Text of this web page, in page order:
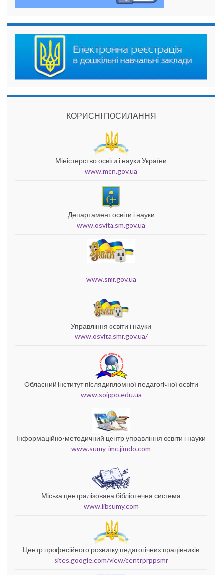
КОРИСНІ ПОСИЛАННЯ
Міністерство освіти і науки України
www.mon.gov.ua
Департамент освіти і науки
www.osvita.sm.gov.ua
www.smr.gov.ua
Управління освіти і науки
www.osvita.smr.gov.ua/
Обласний інститут післядипломної педагогічної освіти
www.soippo.edu.ua
Інформаційно-методичний центр управління освіти і науки
www.sumy-imc.jimdo.com
Міська централізована бібліотечна система
www.libsumy.com
Центр професійного розвитку педагогічних працівників
sites.google.com/view/centrprppsmr